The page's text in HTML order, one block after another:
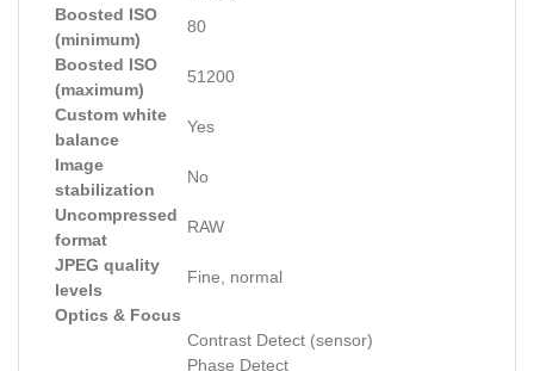
Boosted ISO
(minimum)
80
Boosted ISO
(maximum)
51200
Custom white
balance
Yes
Image
stabilization
No
Uncompressed
format
RAW
JPEG quality
levels
Fine, normal
Optics & Focus
Contrast Detect (sensor)
Phase Detect